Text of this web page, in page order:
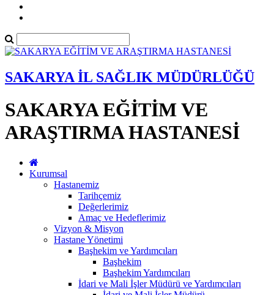
SAKARYA İL SAĞLIK MÜDÜRLÜĞÜ
SAKARYA EĞİTİM VE
ARAŞTIRMA HASTANESİ
Kurumsal
Hastanemiz
Tarihçemiz
Değerlerimiz
Amaç ve Hedeflerimiz
Vizyon & Misyon
Hastane Yönetimi
Başhekim ve Yardımcıları
Başhekim
Başhekim Yardımcıları
İdari ve Mali İşler Müdürü ve Yardımcıları